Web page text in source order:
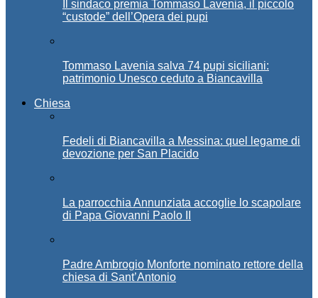
Il sindaco premia Tommaso Lavenia, il piccolo
“custode” dell’Opera dei pupi
Tommaso Lavenia salva 74 pupi siciliani:
patrimonio Unesco ceduto a Biancavilla
Chiesa
Fedeli di Biancavilla a Messina: quel legame di
devozione per San Placido
La parrocchia Annunziata accoglie lo scapolare
di Papa Giovanni Paolo II
Padre Ambrogio Monforte nominato rettore della
chiesa di Sant’Antonio